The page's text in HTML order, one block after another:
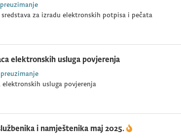
za izradu elektronskih potpisa i pečata
elektronskih usluga povjerenja
preuzimanje
elektronskih usluga povjerenja
i namještenika maj 2025.